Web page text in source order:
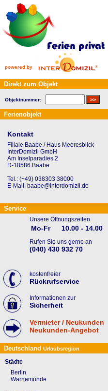
powered by
Direkt zum Objekt
Objektnummer:
Ferienobjekt
Kontakt
Filiale Baabe / Haus Meeresblick
InterDomizil GmbH
Am Inselparadies 2
D-18586 Baabe
Tel.: (+49) 038303 38000
E-Mail: baabe@interdomizil.de
Service
Unsere Öffnungszeiten
Mo-Fr 10.00 - 14.00
Rufen Sie uns gerne an
(040) 430 932 70
kostenfreier
Rückrufservice
Informationen zur
Sicherheit
Vermieter / Neukunden
Neukunden-Angebot
Deutschland Urlaubsregion
Städte
Berlin
Warnemünde